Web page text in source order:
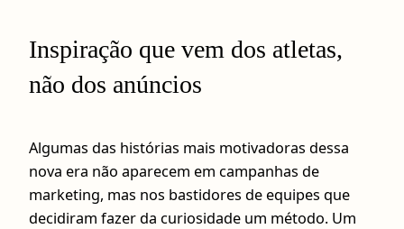
Inspiração que vem dos atletas,
não dos anúncios
Algumas das histórias mais motivadoras dessa
nova era não aparecem em campanhas de
marketing, mas nos bastidores de equipes que
decidiram fazer da curiosidade um método. Um